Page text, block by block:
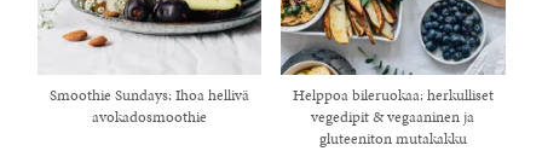
Smoothie Sundays: Ihoa hellivä
avokadosmoothie
Helppoa bileruokaa: herkulliset
vegedipit & vegaaninen ja
gluteeniton mutakakku